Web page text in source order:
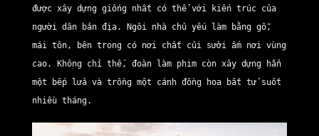
được xây dựng giống nhất có thể với kiến trúc của
người dân bản địa. Ngôi nhà chủ yếu làm bằng gỗ,
mái tôn, bên trong có nơi chất củi sưởi ấm nơi vùng
cao. Không chỉ thế, đoàn làm phim còn xây dựng hẳn
một bếp lửa và trồng một cánh đồng hoa bất tử suốt
nhiều tháng.